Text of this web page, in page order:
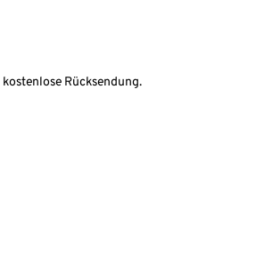
Rücksendung.